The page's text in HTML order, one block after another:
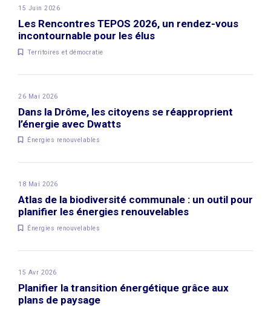
15 Juin 2026
Les Rencontres TEPOS 2026, un rendez-vous
incontournable pour les élus
Territoires et démocratie
26 Mai 2026
Dans la Drôme, les citoyens se réapproprient
l’énergie avec Dwatts
Énergies renouvelables
18 Mai 2026
Atlas de la biodiversité communale : un outil pour
planifier les énergies renouvelables
Énergies renouvelables
15 Avr 2026
Planifier la transition énergétique grâce aux
plans de paysage